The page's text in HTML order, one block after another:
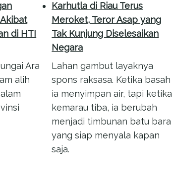
di HTI
Ara
alih
Karhutla di Riau Terus
Meroket, Teror Asap yang
Tak Kunjung Diselesaikan
Negara
Lahan gambut layaknya
spons raksasa. Ketika basah
ia menyimpan air, tapi ketika
kemarau tiba, ia berubah
menjadi timbunan batu bara
yang siap menyala kapan
saja.